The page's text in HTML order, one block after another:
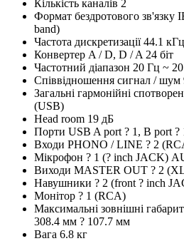
Кількість каналів 2
Формат бездротового зв'язку
band)
Частота дискретизації 44.1 кГц
Конвертер A / D, D / A 24 біт
Частотний діапазон 20 Гц ~
Співвідношення сигнал /
Загальні гармонійні
(USB)
Head room 19 дБ
Порти USB A port ? 1, B port ?
Входи PHONO / LINE ? 2
Мікрофон ? 1 (? inch JACK)
Виходи MASTER OUT ? 2
Навушники ? 2 (front ? inch
Монітор ? 1 (RCA)
Максимальні зовнішні
308.4 мм ? 107.7 мм
Вага 6.8 кг